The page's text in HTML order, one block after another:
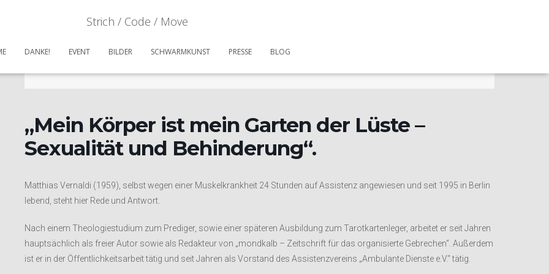
Strich / Code / Move
DANKE! EVENT BILDER SCHWARMKUNST PRESSE BLOG
25 Jul 2019
14:00 - 16:00
„Mein Körper ist mein Garten der Lüste –
Sexualität und Behinderung“.
Matthias Vernaldi (1959), selbst wegen einer Muskelkrankheit 24 Stunden auf Assistenz angewiesen und seit 1995 in Berlin
lebend, steht hier Rede und Antwort.
Nach einem Theologiestudium zum Prediger, sowie einer späteren Ausbildung zum Tarotkartenleger, arbeitet er seit Jahren
hauptsächlich als freier Autor sowie als Redakteur von „mondkalb – Zeitschrift für das organisierte Gebrechen“. Außerdem
ist er in der Öffentlichkeitsarbeit tätig und seit Jahren als Vorstand des Assistenzvereins „Ambulante Dienste e.V.“ tätig.